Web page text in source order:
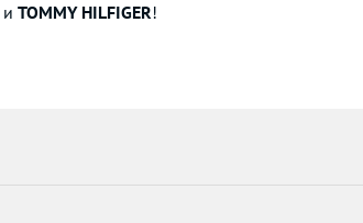
и TOMMY HILFIGER!